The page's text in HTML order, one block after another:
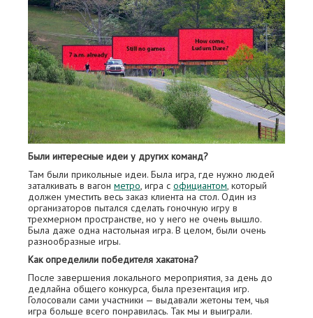
Были интересные идеи у других команд?
Там были прикольные идеи. Была игра, где нужно людей
заталкивать в вагон метро, игра с официантом, который
должен уместить весь заказ клиента на стол. Один из
организаторов пытался сделать гоночную игру в
трехмерном пространстве, но у него не очень вышло.
Была даже одна настольная игра. В целом, были очень
разнообразные игры.
Как определили победителя хакатона?
После завершения локального мероприятия, за день до
дедлайна общего конкурса, была презентация игр.
Голосовали сами участники — выдавали жетоны тем, чья
игра больше всего понравилась. Так мы и выиграли.